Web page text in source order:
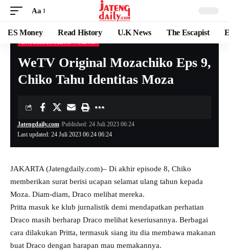
Aa
ES Money Read History U.K News The Escapist
WeTV Original Mozachiko Eps 9,
Chiko Tahu Identitas Moza
Last updated: 24 Juli 2023 06:24 06:24
Jatengdaily.com Published: 24 Juli 2023 06:24
JAKARTA (Jatengdaily.com)– Di akhir episode 8, Chiko
memberikan surat berisi ucapan selamat ulang tahun kepada
Moza. Diam-diam, Draco melihat mereka.
Pritta masuk ke klub jurnalistik demi mendapatkan perhatian
Draco masih berharap Draco melihat keseriusannya. Berbagai
cara dilakukan Pritta, termasuk siang itu dia membawa makanan
buat Draco dengan harapan mau memakannya.